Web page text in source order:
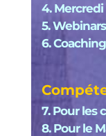
4.
5.
6.
7. Pour les
8. Pour le